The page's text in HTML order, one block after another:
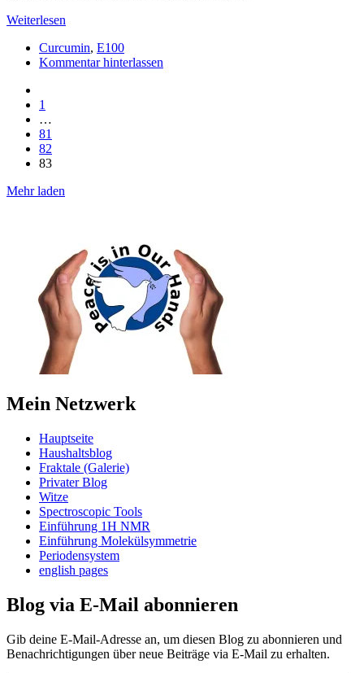
Weiterlesen
Curcumin, E100
Kommentar hinterlassen
1
…
81
82
83
Mehr laden
Mein Netzwerk
Hauptseite
Haushaltsblog
Fraktale (Galerie)
Privater Blog
Witze
Spectroscopic Tools
Einführung 1H NMR
Einführung Molekülsymmetrie
Periodensystem
english pages
Blog via E-Mail abonnieren
Gib deine E-Mail-Adresse an, um diesen Blog zu abonnieren und
Benachrichtigungen über neue Beiträge via E-Mail zu erhalten.